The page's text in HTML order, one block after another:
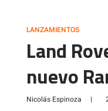
LANZAMIENTOS
Land
nuevo
Nicolás Espinoza |